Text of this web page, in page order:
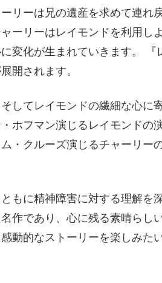
リーは兄の遺産を求めて連れ
ーリーはレイモンドを利用し
変化が生まれていきます。
開されます。
してレイモンドの繊細な心に
ホフマン演じるレイモンドの
・クルーズ演じるチャーリー
もに精神障害に対する理解を
作であり、心に残る素晴らし
動的なストーリーを楽しみた